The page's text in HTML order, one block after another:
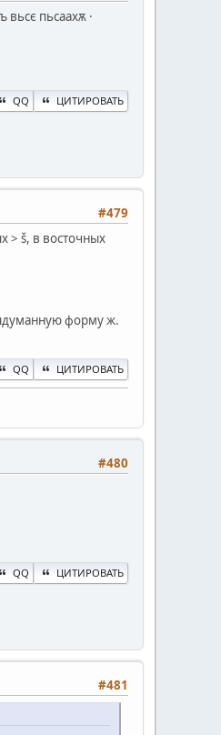
пьсаахѫ ·
QQ ЦИТИРОВАТЬ
#479
> š, в восточных
форму ж.
QQ ЦИТИРОВАТЬ
#480
QQ ЦИТИРОВАТЬ
#481